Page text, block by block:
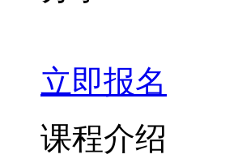
立即报名
课程介绍